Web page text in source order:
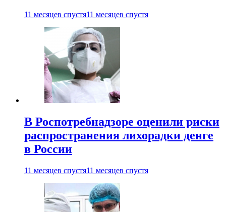
11 месяцев спустя11 месяцев спустя
В Роспотребнадзоре оценили риски
распространения лихорадки денге
в России
11 месяцев спустя11 месяцев спустя